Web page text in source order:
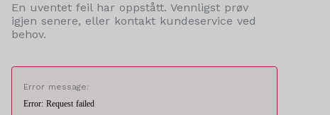
En uventet feil har oppstått. Vennligst prøv
igjen senere, eller kontakt kundeservice ved
behov.
Error message:
Error: Request failed